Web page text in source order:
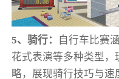
5、骑行： 自行车比赛
花式表演等多种类型
略，展现骑行技巧与速